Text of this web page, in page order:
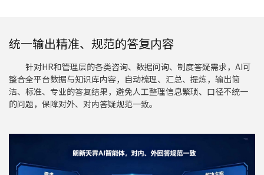
统一输出精准、规范的答复内容
针对HR和管理层的各类咨询、数据问询、制度答疑需求，AI可
整合全平台数据与知识库内容，自动梳理、汇总、提炼，输出简
洁、标准、专业的答复结果，避免人工整理信息繁琐、口径不统一
的问题，保障对外、对内答疑规范一致。